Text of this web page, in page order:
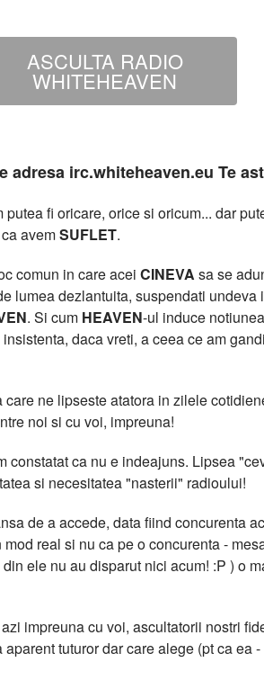
ASCULTA RADIO
WHITEHEAVEN
irc.whiteheaven.eu Te
fi oricare, orice si oricum... dar
avemSUFLET.
comun in care acei CINEVA sa se
lumea dezlantuita, suspendati
. Si cum HEAVEN-ul induce
daca vreti, a ceea ce am
ne lipseste atatora in zilele
noi si cu voi, impreuna!
constatat ca nu e indeajuns. Lipsea
si necesitatea "nasterii" radioului!
de a accede, data fiind concurenta
real si nu ca pe o concurenta -
ele nu au disparut nici acum! :P ) o
impreuna cu voi, ascultatorii nostri
aparent tuturor dar care alege (pt ca ea